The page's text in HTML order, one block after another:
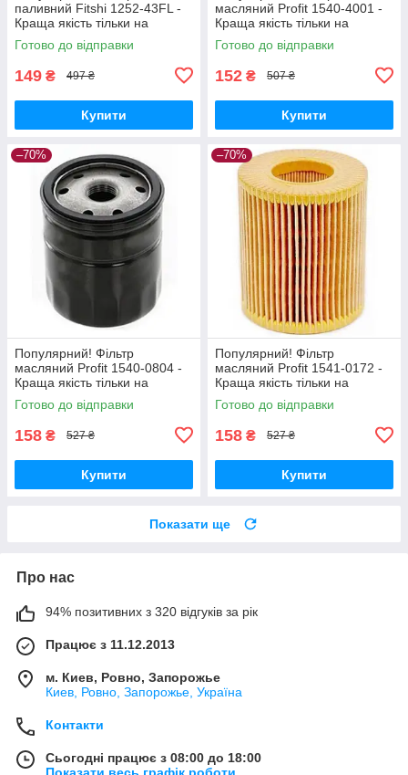
паливний Fitshi 1252-43FL -
Краща якість тільки на
Nukleon.com.ua
Готово до відправки
149 ₴ 497 ₴
Купити
масляний Profit 1540-4001 -
Краща якість тільки на
Nukleon.com.ua
Готово до відправки
152 ₴ 507 ₴
Купити
–70%
Популярний! Фільтр
масляний Profit 1540-0804 -
Краща якість тільки на
Nukleon.com.ua
Готово до відправки
158 ₴ 527 ₴
Купити
–70%
Популярний! Фільтр
масляний Profit 1541-0172 -
Краща якість тільки на
Nukleon.com.ua
Готово до відправки
158 ₴ 527 ₴
Купити
Показати ще
Про нас
94% позитивних з 320 відгуків за рік
Працює з 11.12.2013
м. Киев, Ровно, Запорожье
Киев, Ровно, Запорожье, Україна
Контакти
Сьогодні працює з 08:00 до 18:00